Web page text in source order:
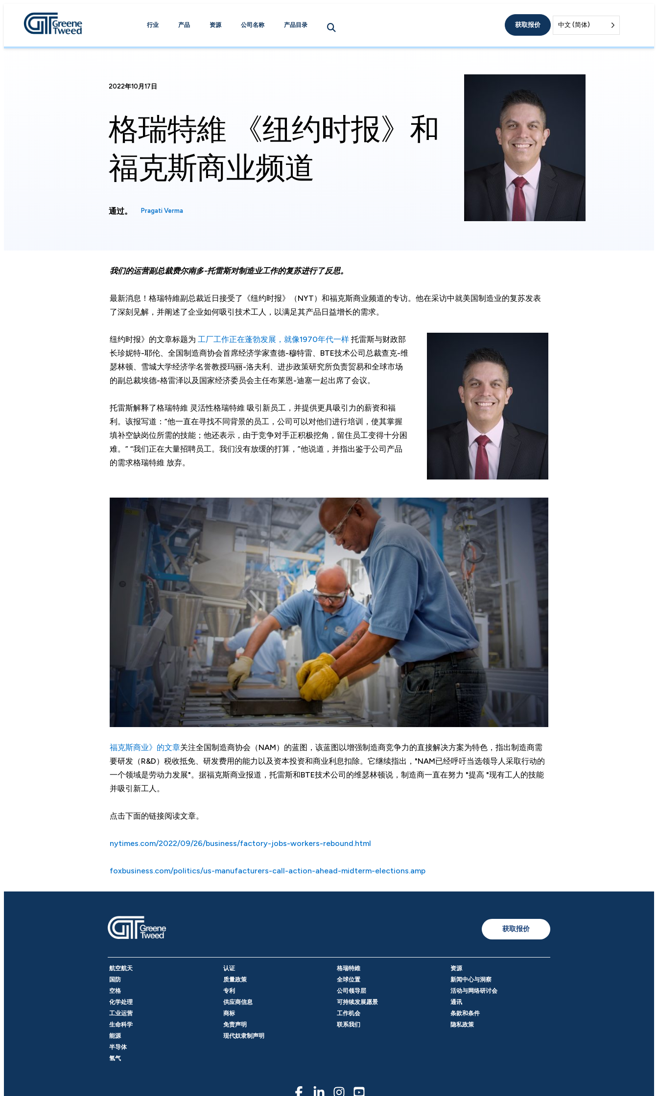
行业 产品 资源 公司名称 产品目录 获取报价 中文 (简体)
2022年10月17日
格瑞特維 《纽约时报》和
福克斯商业频道
通过。 Pragati Verma
我们的运营副总裁费尔南多-托雷斯对制造业工作的复苏进行了反思。
最新消息！格瑞特維副总裁近日接受了《纽约时报》（NYT）和福克斯商业频道的专访。他在采访中就美国制造业的复苏发表
了深刻见解，并阐述了企业如何吸引技术工人，以满足其产品日益增长的需求。
纽约时报》的文章标题为 工厂工作正在蓬勃发展，就像1970年代一样 托雷斯与财政部
长珍妮特-耶伦、全国制造商协会首席经济学家查德-穆特雷、BTE技术公司总裁查克-维
瑟林顿、雪城大学经济学名誉教授玛丽-洛夫利、进步政策研究所负责贸易和全球市场
的副总裁埃德-格雷泽以及国家经济委员会主任布莱恩-迪塞一起出席了会议。
托雷斯解释了格瑞特維 灵活性格瑞特維 吸引新员工，并提供更具吸引力的薪资和福
利。该报写道：“他一直在寻找不同背景的员工，公司可以对他们进行培训，使其掌握
填补空缺岗位所需的技能；他还表示，由于竞争对手正积极挖角，留住员工变得十分困
难。” “我们正在大量招聘员工。我们没有放缓的打算，”他说道，并指出鉴于公司产品
的需求格瑞特維 放弃。
福克斯商业》的文章关注全国制造商协会（NAM）的蓝图，该蓝图以增强制造商竞争力的直接解决方案为特色，指出制造商需
要研发（R&D）税收抵免、研发费用的能力以及资本投资和商业利息扣除。它继续指出，"NAM已经呼吁当选领导人采取行动的
一个领域是劳动力发展"。据福克斯商业报道，托雷斯和BTE技术公司的维瑟林顿说，制造商一直在努力 "提高 "现有工人的技能
并吸引新工人。
点击下面的链接阅读文章。
nytimes.com/2022/09/26/business/factory-jobs-workers-rebound.html
foxbusiness.com/politics/us-manufacturers-call-action-ahead-midterm-elections.amp
获取报价
航空航天
国防
空格
化学处理
工业运营
生命科学
能源
半导体
氢气
认证
质量政策
专利
供应商信息
商标
免责声明
现代奴隶制声明
格瑞特維
全球位置
公司领导层
可持续发展愿景
工作机会
联系我们
资源
新闻中心与洞察
活动与网络研讨会
通讯
条款和条件
隐私政策